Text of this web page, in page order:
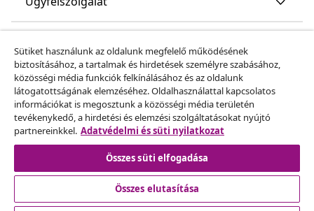
vidaXL
Fedezz fel többet
Sütiket használunk az oldalunk megfelelő működésének
biztosításához, a tartalmak és hirdetések személyre szabásához,
közösségi média funkciók felkínálásához és az oldalunk
látogatottságának elemzéséhez. Oldalhasználattal kapcsolatos
információkat is megosztunk a közösségi média területén
tevékenykedő, a hirdetési és elemzési szolgáltatásokat nyújtó
partnereinkkel. Adatvédelmi és süti nyilatkozat
Összes süti elfogadása
Összes elutasítása